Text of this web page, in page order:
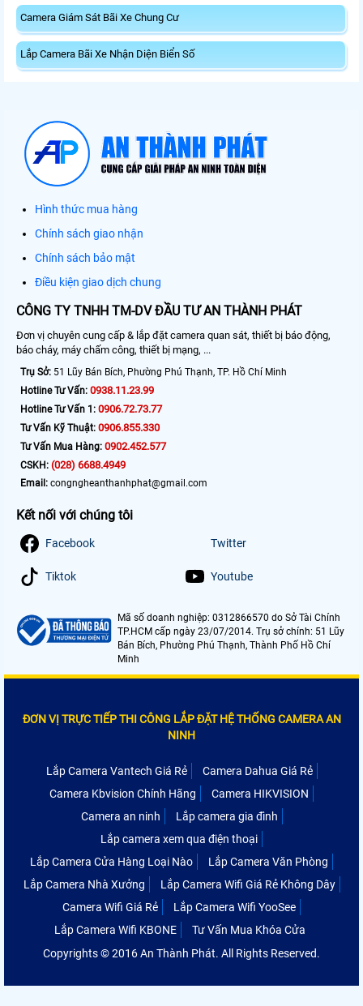
Camera Giám Sát Bãi Xe Chung Cư
Lắp Camera Bãi Xe Nhận Diện Biển Số
Hình thức mua hàng
Chính sách giao nhận
Chính sách bảo mật
Điều kiện giao dịch chung
CÔNG TY TNHH TM-DV ĐẦU TƯ AN THÀNH PHÁT
Đơn vị chuyên cung cấp & lắp đặt camera quan sát, thiết bị báo động,
báo cháy, máy chấm công, thiết bị mạng, ...
Trụ Sở: 51 Lũy Bán Bích, Phường Phú Thạnh, TP. Hồ Chí Minh
Hotline Tư Vấn: 0938.11.23.99
Hotline Tư Vấn 1: 0906.72.73.77
Tư Vấn Kỹ Thuật: 0906.855.330
Tư Vấn Mua Hàng: 0902.452.577
CSKH: (028) 6688.4949
Email: congngheanthanhphat@gmail.com
Kết nối với chúng tôi
Facebook Twitter
Tiktok Youtube
Mã số doanh nghiệp: 0312866570 do Sở Tài Chính
TP.HCM cấp ngày 23/07/2014. Trụ sở chính: 51 Lũy
Bán Bích, Phường Phú Thạnh, Thành Phố Hồ Chí
Minh
ĐƠN VỊ TRỰC TIẾP THI CÔNG LẮP ĐẶT HỆ THỐNG CAMERA AN
NINH
Lắp Camera Vantech Giá Rẻ
Camera Dahua Giá Rẻ
Camera Kbvision Chính Hãng
Camera HIKVISION
Camera an ninh
Lắp camera gia đình
Lắp camera xem qua điện thoại
Lắp Camera Cửa Hàng Loại Nào
Lắp Camera Văn Phòng
Lắp Camera Nhà Xưởng
Lắp Camera Wifi Giá Rẻ Không Dây
Camera Wifi Giá Rẻ
Lắp Camera Wifi YooSee
Lắp Camera Wifi KBONE
Tư Vấn Mua Khóa Cửa
Copyrights © 2016 An Thành Phát. All Rights Reserved.